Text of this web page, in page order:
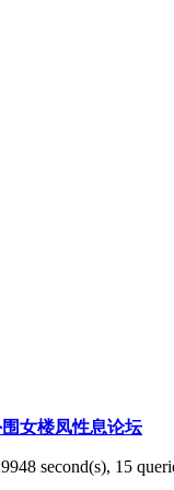
女楼凤性息论坛
second(s), 15